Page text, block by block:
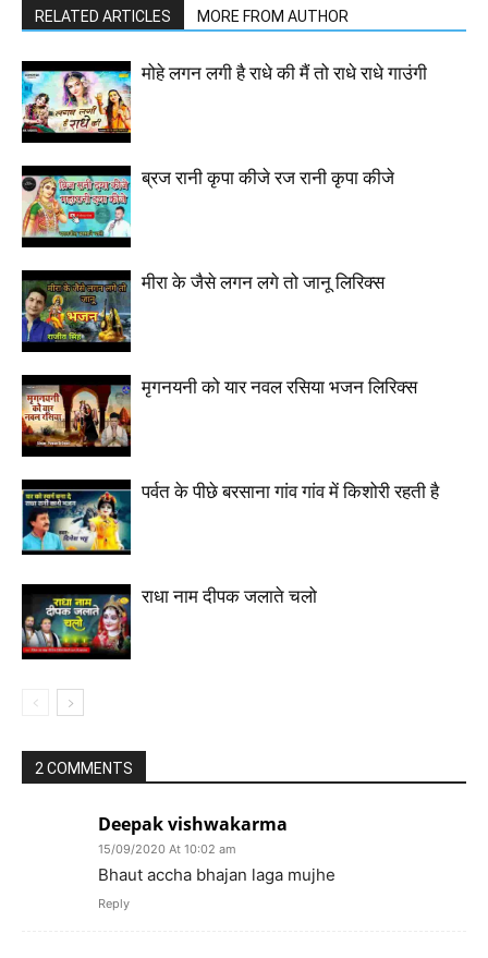
RELATED ARTICLES MORE FROM AUTHOR
मोहे लगन लगी है राधे की मैं तो राधे राधे गाउंगी
ब्रज रानी कृपा कीजे रज रानी कृपा कीजे
मीरा के जैसे लगन लगे तो जानू लिरिक्स
मृगनयनी को यार नवल रसिया भजन लिरिक्स
पर्वत के पीछे बरसाना गांव गांव में किशोरी रहती है
राधा नाम दीपक जलाते चलो
2 COMMENTS
Deepak vishwakarma
15/09/2020 At 10:02 am
Bhaut accha bhajan laga mujhe
Reply